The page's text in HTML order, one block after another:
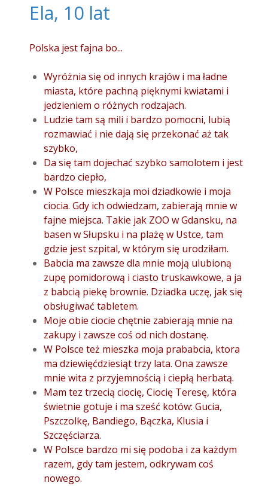
Ela, 10 lat
Polska jest fajna bo...
Wyróżnia się od innych krajów i ma ładne
miasta, które pachną pięknymi kwiatami i
jedzieniem o różnych rodzajach.
Ludzie tam są mili i bardzo pomocni, lubią
rozmawiać i nie dają się przekonać aż tak
szybko,
Da się tam dojechać szybko samolotem i jest
bardzo ciepło,
W Polsce mieszkaja moi dziadkowie i moja
ciocia. Gdy ich odwiedzam, zabierają mnie w
fajne miejsca. Takie jak ZOO w Gdansku, na
basen w Słupsku i na plażę w Ustce, tam
gdzie jest szpital, w którym się urodziłam.
Babcia ma zawsze dla mnie moją ulubioną
zupę pomidorową i ciasto truskawkowe, a ja
z babcią piekę brownie. Dziadka uczę, jak się
obsługiwać tabletem.
Moje obie ciocie chętnie zabierają mnie na
zakupy i zawsze coś od nich dostanę.
W Polsce też mieszka moja prababcia, ktora
ma dziewięćdziesiąt trzy lata. Ona zawsze
mnie wita z przyjemnością i ciepłą herbatą.
Mam tez trzecią ciocię, Ciocię Teresę, która
świetnie gotuje i ma sześć kotów: Gucia,
Pszczolkę, Bandiego, Bączka, Klusia i
Szczęściarza.
W Polsce bardzo mi się podoba i za każdym
razem, gdy tam jestem, odkrywam coś
nowego.